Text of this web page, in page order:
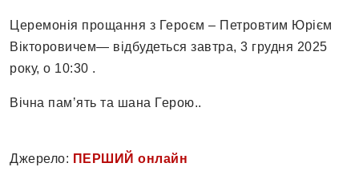
Церемонія прощання з Героєм – Петровтим Юрієм
Вікторовичем— відбудеться завтра, 3 грудня 2025
року, о 10:30 .
Вічна памʼять та шана Герою..
Джерело: ПЕРШИЙ онлайн